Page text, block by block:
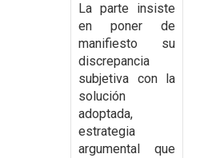
La parte insiste
en poner de
manifiesto su
discrepancia
subjetiva con la
solución
adoptada,
estrategia
argumental que